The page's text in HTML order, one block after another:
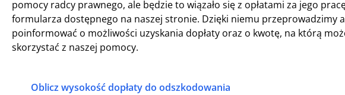
pomocy radcy prawnego, ale będzie to wiązało się z opłatami za jego
formularza dostępnego na naszej stronie. Dzięki niemu przeprowadzimy
poinformować o możliwości uzyskania dopłaty oraz o kwotę, na którą
skorzystać z naszej pomocy.
Oblicz wysokość dopłaty do odszkodowania